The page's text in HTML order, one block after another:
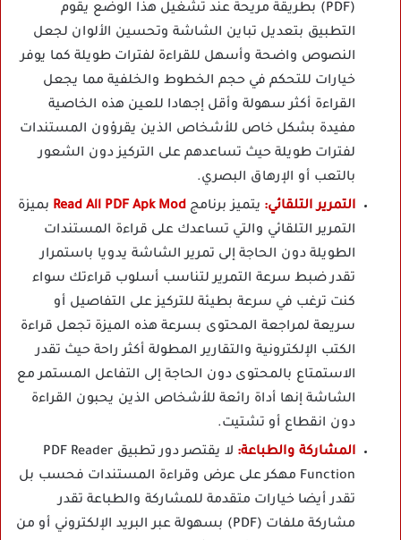
(PDF) بطريقة مريحة عند تشغيل هذا الوضع يقوم
التطبيق بتعديل تباين الشاشة وتحسين الألوان لجعل
النصوص واضحة وأسهل للقراءة لفترات طويلة كما يوفر
خيارات للتحكم في حجم الخطوط والخلفية مما يجعل
القراءة أكثر سهولة وأقل إجهادا للعين هذه الخاصية
مفيدة بشكل خاص للأشخاص الذين يقرؤون المستندات
لفترات طويلة حيث تساعدهم على التركيز دون الشعور
بالتعب أو الإرهاق البصري.
التمرير التلقائي: يتميز برنامج Read All PDF Apk Mod بميزة
التمرير التلقائي والتي تساعدك على قراءة المستندات
الطويلة دون الحاجة إلى تمرير الشاشة يدويا باستمرار
تقدر ضبط سرعة التمرير لتناسب أسلوب قراءتك سواء
كنت ترغب في سرعة بطيئة للتركيز على التفاصيل أو
سريعة لمراجعة المحتوى بسرعة هذه الميزة تجعل قراءة
الكتب الإلكترونية والتقارير المطولة أكثر راحة حيث تقدر
الاستمتاع بالمحتوى دون الحاجة إلى التفاعل المستمر مع
الشاشة إنها أداة رائعة للأشخاص الذين يحبون القراءة
دون انقطاع أو تشتيت.
المشاركة والطباعة:
لا يقتصر دور تطبيق PDF Reader
Function مهكر على عرض وقراءة المستندات فحسب بل
تقدر أيضا خيارات متقدمة للمشاركة والطباعة تقدر
مشاركة ملفات (PDF) بسهولة عبر البريد الإلكتروني أو من